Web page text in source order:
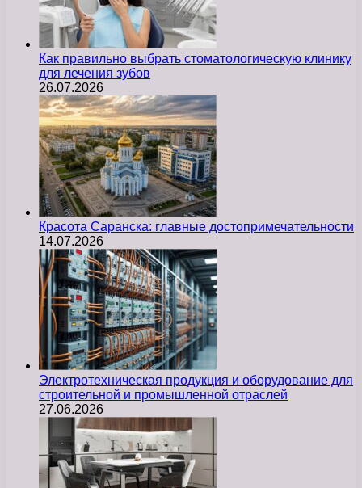
Как правильно выбрать стоматологическую клинику
для лечения зубов
26.07.2026
Красота Саранска: главные достопримечательности
14.07.2026
Электротехническая продукция и оборудование для
строительной и промышленной отраслей
27.06.2026